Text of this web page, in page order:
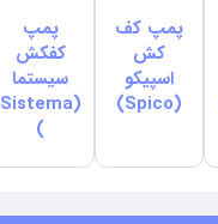
پمپ کف
کش
اسپیکو
(Spico)
پمپ
کفکش
سیستما
(Sistema
)